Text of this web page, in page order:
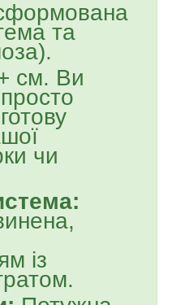
та
см. Ви
чи
із